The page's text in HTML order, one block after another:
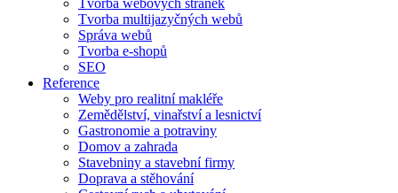
Tvorba webových stránek
Tvorba multijazyčných webů
Správa webů
Tvorba e-shopů
SEO
Reference
Weby pro realitní makléře
Zemědělství, vinařství a lesnictví
Gastronomie a potraviny
Domov a zahrada
Stavebniny a stavební firmy
Doprava a stěhování